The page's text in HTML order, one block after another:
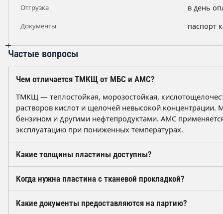
Отгрузка в день
Документы паспорт
Частые вопросы
Чем отличается ТМКЩ от МБС и АМС?
ТМКЩ — теплостойкая, морозостойкая,
растворов кислот и щелочей невысокой концентрации.
бензином и другими нефтепродуктами. АМС
эксплуатацию при пониженных температурах.
Какие толщины пластины доступны?
30; 40; 60 мм. Резинотканевые исполнения — с одним
(2х2…2х4 мм). Масса 1 м² составляет ориентировочно от
Когда нужна пластина с тканевой прокладкой?
нагрузках, вибрации или растягивающих усилиях.
Какие документы предоставляются на партию?